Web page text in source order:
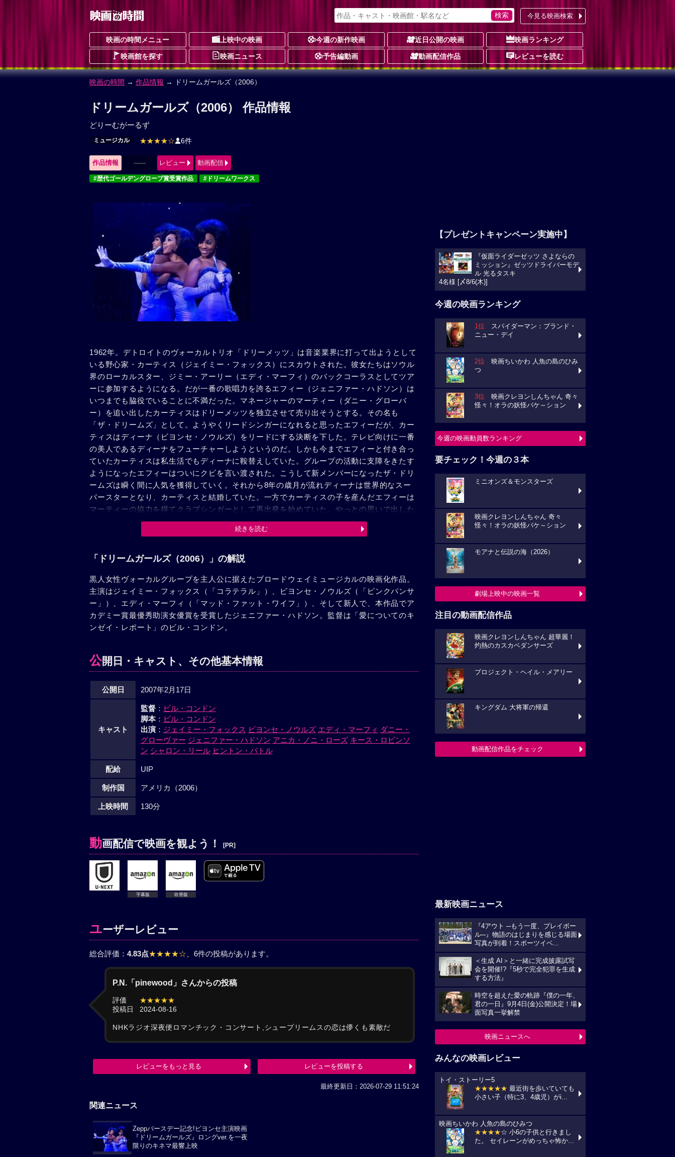
今見る映画検索
映画の時間メニュー 上映中の映画 今週の新作映画 近日公開の映画 映画ランキング
映画館を探す 映画ニュース 予告編動画 動画配信作品 レビューを読む
映画の時間 → 作品情報 → ドリームガールズ（2006）
ドリームガールズ（2006） 作品情報
どりーむがーるず
ミュージカル ★★★★☆ 6件
作品情報 ------ レビュー 動画配信
#歴代ゴールデングローブ賞受賞作品 #ドリームワークス
1962年。デトロイトのヴォーカルトリオ「ドリーメッツ」は音楽業界に打って出ようとして
いる野心家・カーティス（ジェイミー・フォックス）にスカウトされた。彼女たちはソウル
界のローカルスター、ジミー・アーリー（エディ・マーフィ）のバックコーラスとしてツア
ーに参加するようになる。だが一番の歌唱力を誇るエフィー（ジェニファー・ハドソン）は
いつまでも脇役でいることに不満だった。マネージャーのマーティー（ダニー・グローバ
ー）を追い出したカーティスはドリーメッツを独立させて売り出そうとする。その名も
「ザ・ドリームズ」として。ようやくリードシンガーになれると思ったエフィーだが、カー
ティスはディーナ（ビヨンセ・ノウルズ）をリードにする決断を下した。テレビ向けに一番
の美人であるディーナをフューチャーしようというのだ。しかも今までエフィーと付き合っ
ていたカーティスは私生活でもディーナに鞍替えしていた。グループの活動に支障をきたす
ようになったエフィーはついにクビを言い渡された。こうして新メンバーになったザ・ドリ
ームズは瞬く間に人気を獲得していく。それから8年の歳月が流れディーナは世界的なスー
パースターとなり、カーティスと結婚していた。一方でカーティスの子を産んだエフィーは
マーティーの協力を得てクラブシンガーとして再出発を始めていた。やっとの思いで出した
エフィーの新曲を盗んでザ・ドリームズに歌わせてしまうカーティス。怒ったエフィーやマ
ーティーらはカーティスのレコード会社に乗り込み、怒りをぶつけた。そして独善的なカー
バラバラになってしまったザ・ドリームズの解散コンサートが地元で行われる。最後の曲で
った。
続きを読む
「ドリームガールズ（2006）」の解説
黒人女性ヴォーカルグループを主人公に据えたブロードウェイミュージカルの映画化作品。
主演はジェイミー・フォックス（「コラテラル」）、ビヨンセ・ノウルズ（「ピンクパンサ
ー」）、エディ・マーフィ（「マッド・ファット・ワイフ」）、そして新人で、本作品でア
カデミー賞最優秀助演女優賞を受賞したジェニファー・ハドソン。監督は「愛についてのキ
ンゼイ・レポート」のビル・コンドン。
公開日・キャスト、その他基本情報
公開日 2007年2月17日
キャスト
監督： ビル・コンドン
脚本： ビル・コンドン
出演： ジェイミー・フォックス ビヨンセ・ノウルズ エディ・マーフィ ダニー・
グローヴァー ジェニファー・ハドソン アニカ・ノニ・ローズ キース・ロビンソ
ン シャロン・リール ヒントン・バトル
配給 UIP
制作国 アメリカ（2006）
上映時間 130分
動画配信で映画を観よう！ [PR]
字幕版 吹替版
ユーザーレビュー
総合評価： 4.83点★★★★☆ 、6件の投稿があります。
P.N.「pinewood」さんからの投稿
評価
★★★★★
投稿日
2024-08-16
NHKラジオ深夜便ロマンチック・コンサート,シュープリームスの恋は儚くも素敵だ
レビューをもっと見る レビューを投稿する
最終更新日：2026-07-29 11:51:24
関連ニュース
Zeppバースデー記念!ビヨンセ主演映画
『ドリームガールズ』ロングver.を一夜
限りのキネマ最響上映
【プレゼントキャンペーン実施中】
『仮面ライダーゼッツ さよならの
ミッション』ゼッツドライバーモデ
ル 光るタスキ
4名様 [〆8/6(木)]
今週の映画ランキング
1位 スパイダーマン：ブランド・
ニュー・デイ
2位 映画ちいかわ 人魚の島のひみ
つ
3位 映画クレヨンしんちゃん 奇々
怪々！オラの妖怪バケ～ション
今週の映画動員数ランキング
要チェック！今週の３本
ミニオンズ＆モンスターズ
映画クレヨンしんちゃん 奇々
怪々！オラの妖怪バケ～ション
モアナと伝説の海（2026）
劇場上映中の映画一覧
注目の動画配信作品
映画クレヨンしんちゃん 超華麗！
灼熱のカスカベダンサーズ
プロジェクト・ヘイル・メアリー
キングダム 大将軍の帰還
動画配信作品をチェック
最新映画ニュース
『4アウト ─もう一度、プレイボー
ル─』物語のはじまりを感じる場面
写真が到着！スポーツイベ...
＜生成 AI＞と一緒に完成披露試写
会を開催!?『5秒で完全犯罪を生成
する方法』
時空を超えた愛の軌跡『僕の一年、
君の一日』9月4日(金)公開決定！場
面写真一挙解禁
映画ニュースへ
みんなの映画レビュー
トイ・ストーリー5
★★★★★ 最近街を歩いていても
小さい子（特に3、4歳児）がi...
映画ちいかわ 人魚の島のひみつ
★★★★☆ 小6の子供と行きまし
た。 セイレーンがめっちゃ怖か...